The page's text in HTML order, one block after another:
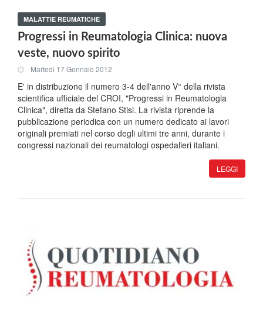
MALATTIE REUMATICHE
Progressi in Reumatologia Clinica: nuova
veste, nuovo spirito
Martedi 17 Gennaio 2012
E' in distribuzione il numero 3-4 dell'anno V° della rivista
scientifica ufficiale del CROI, "Progressi in Reumatologia
Clinica", diretta da Stefano Stisi. La rivista riprende la
pubblicazione periodica con un numero dedicato ai lavori
originali premiati nel corso degli ultimi tre anni, durante i
congressi nazionali dei reumatologi ospedalieri italiani.
LEGGI